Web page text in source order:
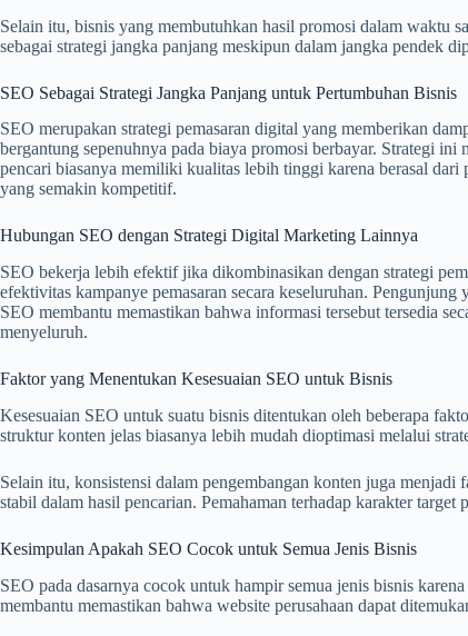
Selain itu, bisnis yang membutuhkan hasil promosi dalam waktu
sebagai strategi jangka panjang meskipun dalam jangka pendek
SEO Sebagai Strategi Jangka Panjang untuk Pertumbuhan Bisnis
SEO merupakan strategi pemasaran digital yang memberikan
bergantung sepenuhnya pada biaya promosi berbayar. Strategi
pencari biasanya memiliki kualitas lebih tinggi karena berasal
yang semakin kompetitif.
Hubungan SEO dengan Strategi Digital Marketing Lainnya
SEO bekerja lebih efektif jika dikombinasikan dengan strategi
efektivitas kampanye pemasaran secara keseluruhan.
SEO membantu memastikan bahwa informasi tersebut tersedia
menyeluruh.
Faktor yang Menentukan Kesesuaian SEO untuk Bisnis
Kesesuaian SEO untuk suatu bisnis ditentukan oleh beberapa
struktur konten jelas biasanya lebih mudah dioptimasi melalui
Selain itu, konsistensi dalam pengembangan konten juga
stabil dalam hasil pencarian. Pemahaman terhadap karakter
Kesimpulan Apakah SEO Cocok untuk Semua Jenis Bisnis
SEO pada dasarnya cocok untuk hampir semua jenis bisnis
membantu memastikan bahwa website perusahaan dapat